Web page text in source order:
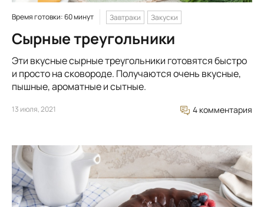
Время готовки: 60 минут Завтраки Закуски
Сырные треугольники
Эти вкусные сырные треугольники готовятся быстро
и просто на сковороде. Получаются очень вкусные,
пышные, ароматные и сытные.
13 июля, 2021 4 комментария